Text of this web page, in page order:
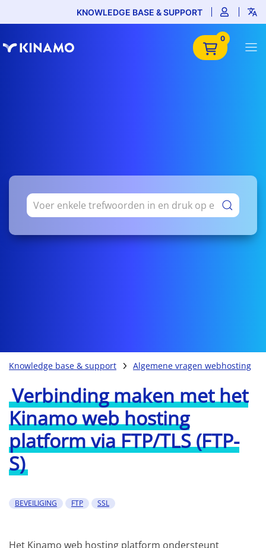
KNOWLEDGE BASE & SUPPORT
0
Knowledge base & support Algemene vragen webhosting
Verbinding maken met het
Kinamo web hosting
platform via FTP/TLS (FTP-
S)
BEVEILIGING FTP SSL
Het Kinamo web hosting platform ondersteunt